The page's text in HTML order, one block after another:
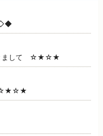
まして ☆★☆★
☆★☆★